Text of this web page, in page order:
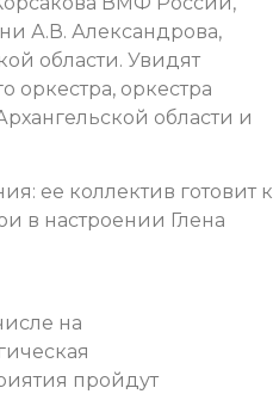
А.В. Александрова,
области. Увидят
оркестра, оркестра
области и
ее коллектив готовит к
в настроении Глена
на
пройдут